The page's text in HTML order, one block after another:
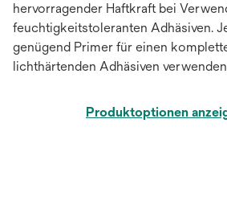
hervorragender Haftkraft bei
feuchtigkeitstoleranten Adhäsiven.
genügend Primer für einen
lichthärtenden Adhäsiven
Produktoptionen